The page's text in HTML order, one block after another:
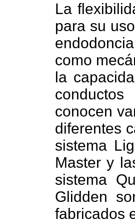
La
para su
como
la
conocen
diferentes
sistema
Master y
sistema
Glidden
fabricados